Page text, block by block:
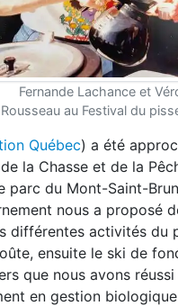
Fernande Lachance et
Rousseau au Festival du
Québec) a été
la Chasse et de la
parc du Mont-Saint-
nous a proposé
différentes activités du
ensuite le ski de
que nous avons réussi
en gestion